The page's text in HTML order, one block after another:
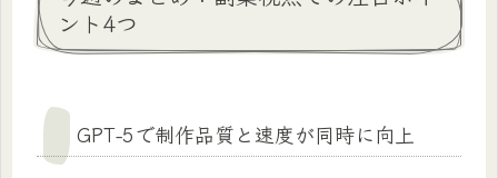
ント4つ
GPT-5で制作品質と速度が同時に向上